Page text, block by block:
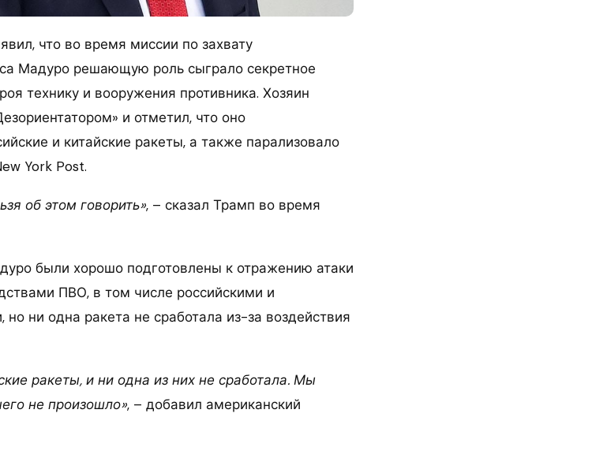
что во время миссии по захвату
Мадуро решающую роль сыграло секретное
технику и вооружения противника. Хозяин
и отметил, что оно
и китайские ракеты, а также парализовало
York Post.
об этом говорить», – сказал Трамп во время
были хорошо подготовлены к отражению атаки
ПВО, в том числе российскими и
ни одна ракета не сработала из-за воздействия
ракеты, и ни одна из них не сработала. Мы
не произошло», – добавил американский